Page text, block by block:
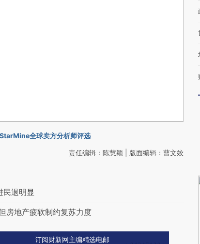
全球卖方分析师评选
责任编辑：陈慧颖 | 版面编辑：曹文姣
民退明显
房地产疲软制约复苏力度
订阅财新网主编精选电邮